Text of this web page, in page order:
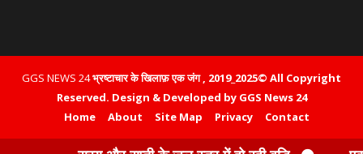
GGS NEWS 24भ्रष्टाचार के खिलाफ़ एक जंग , 2019_2025© All Copyright
Reserved. Design & Developed by GGS News 24
Home
About Site Map Privacy Contact